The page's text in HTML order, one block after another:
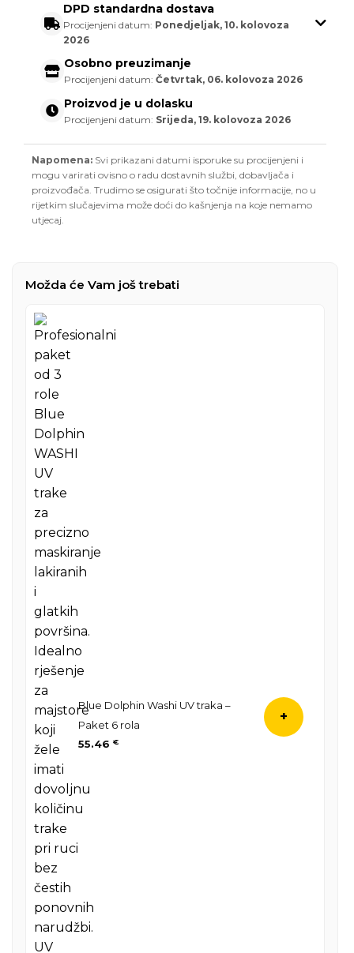
DPD standardna dostava
Procijenjeni datum: Ponedjeljak, 10. kolovoza
2026
Osobno preuzimanje
Procijenjeni datum: Četvrtak, 06. kolovoza 2026
Proizvod je u dolasku
Procijenjeni datum: Srijeda, 19. kolovoza 2026
Napomena: Svi prikazani datumi isporuke su procijenjeni i
mogu varirati ovisno o radu dostavnih službi, dobavljača i
proizvođača. Trudimo se osigurati što točnije informacije, no u
rijetkim slučajevima može doći do kašnjenja na koje nemamo
utjecaj.
Možda će Vam još trebati
Blue Dolphin Washi UV traka –
Paket 6 rola
55.46 €
+